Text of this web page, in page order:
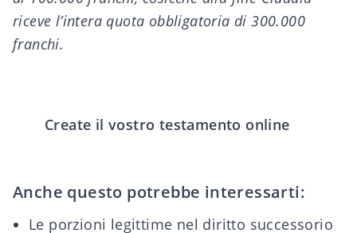
riceve l’intera quota obbligatoria di 300.000
franchi.
Create il vostro testamento online
Anche questo potrebbe interessarti:
Le porzioni legittime nel diritto successorio